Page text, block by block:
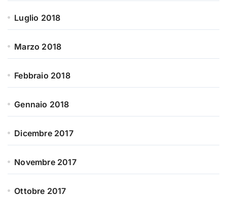
Luglio 2018
Marzo 2018
Febbraio 2018
Gennaio 2018
Dicembre 2017
Novembre 2017
Ottobre 2017